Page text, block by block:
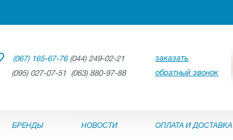
(067) 165-67-76(044) 249-02-21
(095) 027-07-51 (063) 880-97-88
заказать
обратный звонок
БРЕНДЫ НОВОСТИ ОПЛАТА И ДОСТАВКА